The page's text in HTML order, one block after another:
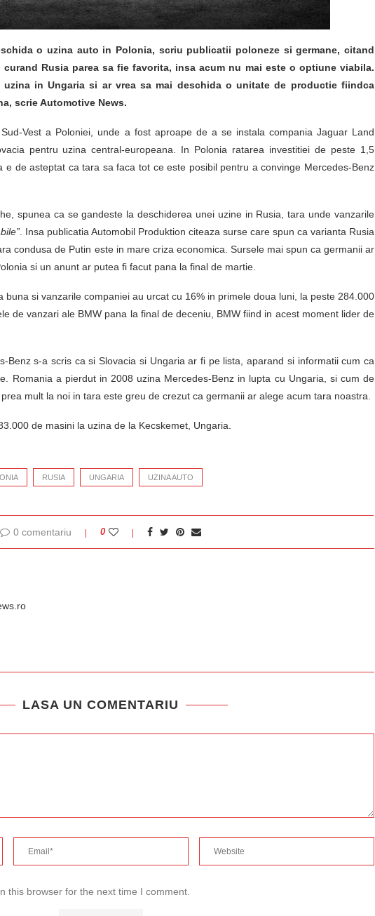
o uzina auto in Polonia, scriu publicatii poloneze si germane, citand
Rusia parea sa fie favorita, insa acum nu mai este o optiune viabila.
uzina in Ungaria si ar vrea sa mai deschida o unitate de productie fiindca
scrie Automotive News.
Vest a Poloniei, unde a fost aproape de a se instala compania Jaguar Land
pentru uzina central-europeana. In Polonia ratarea investitiei de peste 1,5
e de asteptat ca tara sa faca tot ce este posibil pentru a convinge Mercedes-Benz
spunea ca se gandeste la deschiderea unei uzine in Rusia, tara unde vanzarile
. Insa publicatia Automobil Produktion citeaza surse care spun ca varianta Rusia
condusa de Putin este in mare criza economica. Sursele mai spun ca germanii ar
si un anunt ar putea fi facut pana la final de martie.
buna si vanzarile companiei au urcat cu 16% in primele doua luni, la peste 284.000
de vanzari ale BMW pana la final de deceniu, BMW fiind in acest moment lider de
Benz s-a scris ca si Slovacia si Ungaria ar fi pe lista, aparand si informatii cum ca
Romania a pierdut in 2008 uzina Mercedes-Benz in lupta cu Ungaria, si cum de
mult la noi in tara este greu de crezut ca germanii ar alege acum tara noastra.
de masini la uzina de la Kecskemet, Ungaria.
RUSIA UNGARIA UZINA AUTO
0 comentariu 0
LASA UN COMENTARIU
this browser for the next time I comment.